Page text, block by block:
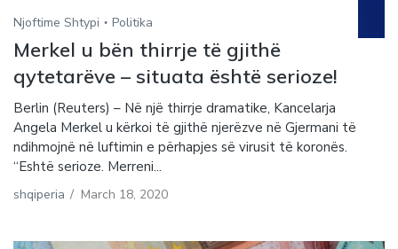
Njoftime Shtypi Politika
Merkel u bën thirrje të gjithë
qytetarëve – situata është serioze!
Berlin (Reuters) – Në një thirrje dramatike, Kancelarja
Angela Merkel u kërkoi të gjithë njerëzve në Gjermani të
ndihmojnë në luftimin e përhapjes së virusit të koronës.
“Eshtë serioze. Merreni...
shqiperia / March 18, 2020